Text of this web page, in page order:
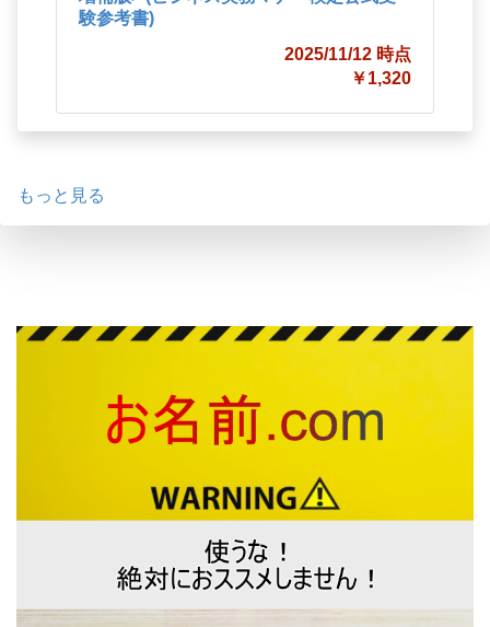
験参考書)
2025/11/12 時点
￥1,320
もっと見る